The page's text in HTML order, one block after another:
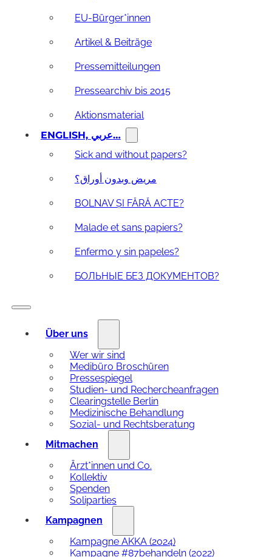
EU-Bürger*innen
Artikel & Beiträge
Pressemitteilungen
Pressearchiv bis 2015
Aktionsmaterial
ENGLISH, عربي…
Sick and without papers?
مريض وبدون أوراق؟
BOLNAV ȘI FĂRĂ ACTE?
Malade et sans papiers?
Enfermo y sin papeles?
БОЛЬНЫЕ БЕЗ ДОКУМЕНТОВ?
Über uns
Wer wir sind
Medibüro Broschüren
Pressespiegel
Studien- und Rechercheanfragen
Clearingstelle Berlin
Medizinische Behandlung
Sozial- und Rechtsberatung
Mitmachen
Ärzt*innen und Co.
Kollektiv
Spenden
Soliparties
Kampagnen
Kampagne AKKA (2024)
Kampagne #87behandeln (2022)